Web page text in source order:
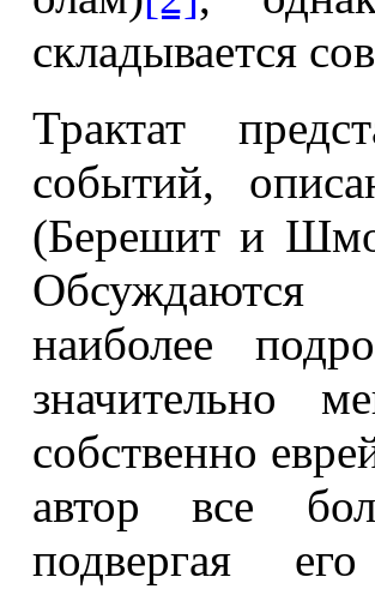
складывается
Трактат
событий,
(Берешит и
Обсуждаются
наиболее
значительно
собственно
автор все
подвергая